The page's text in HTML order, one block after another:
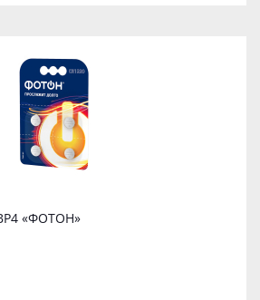
«ФОТОН»